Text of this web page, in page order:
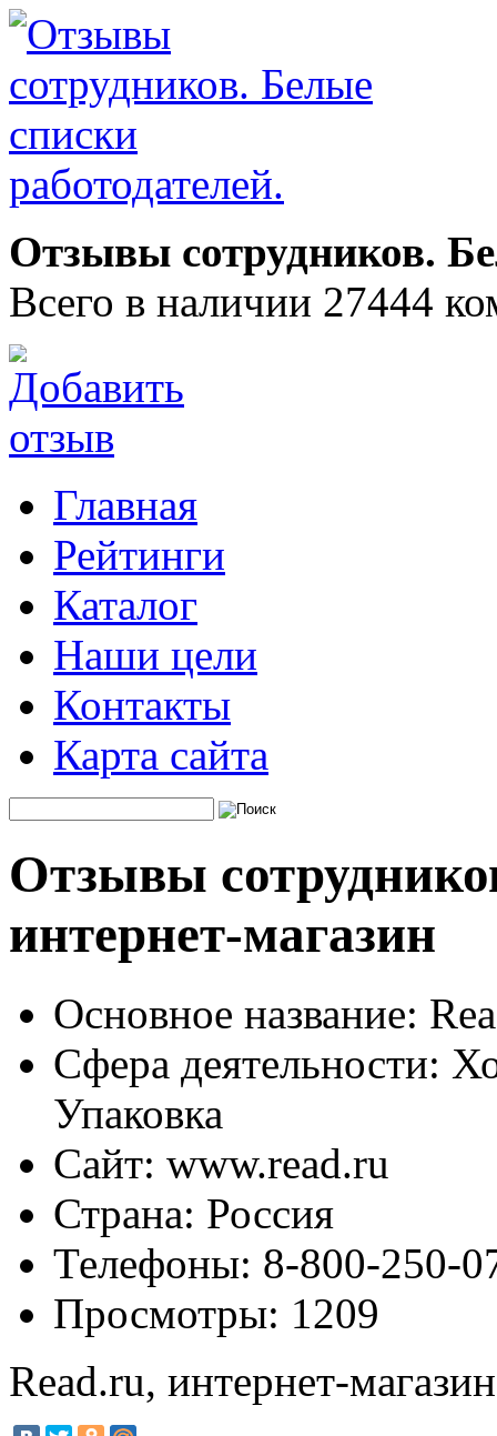
Отзывы сотрудников.
Всего в наличии 27444
Главная
Рейтинги
Каталог
Наши цели
Контакты
Карта сайта
Отзывы
интернет-магазин
Основное название:
Сфера деятельности:
Упаковка
Сайт: www.read.ru
Страна: Россия
Телефоны: 8-800-250-
Просмотры: 1209
Read.ru, интернет-магазин